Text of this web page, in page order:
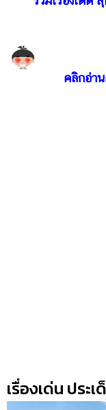
คลิกอ่า
เรื่องเด่น ประ